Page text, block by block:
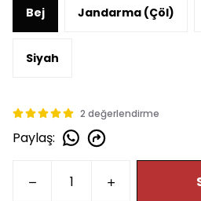
Bej Jandarma (Çöl)
Siyah
2 değerlendirme
Paylaş: